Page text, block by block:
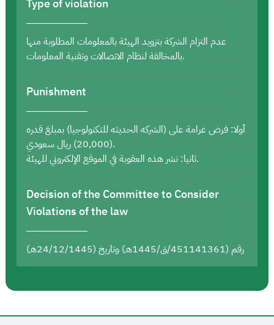
عدم التزام الشركة بتزويد الهيئة بالمعلومات المطلوبة منها
بالمخالفة لنظام الاتصالات وتقنية المعلومات.
Punishment
أولا: فرض غرامة على (الشركه الحديثه للتكنولوجيا) بمبلغ قدره
(20,000) ريال سعودي.
ثانيا: نشر هذه العقوبة في الموقع الإلكتروني للهيئة.
Decision of the Committee to Consider
Violations of the law
رقم (451141361/ق/1445هـ) وتاريخ (24/12/1445هـ)